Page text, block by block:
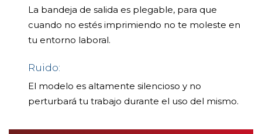
La bandeja de salida es plegable, para que
cuando no estés imprimiendo no te moleste en
tu entorno laboral.
Ruido:
El modelo es altamente silencioso y no
perturbará tu trabajo durante el uso del mismo.